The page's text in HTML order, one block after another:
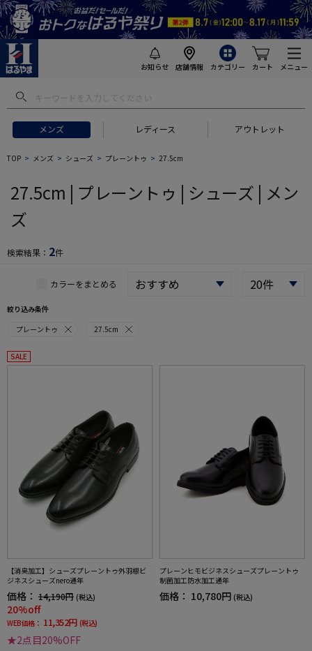
お知らせ 店舗情報 カテゴリー カート メニュー
メンズ レディース アウトレット
フトにおすすめ #セットアップ スーツ
TOP メンズ シューズ プレーントゥ 27.5cm
27.5cm | プレーントゥ | シューズ | メン
ズ
検索結果： 2件
カラーをまとめる
絞り込み条件
プレーントゥ
27.5cm
SALE
【消臭加工】シューズプレーントゥ外羽根ビ
ジネスシューズnero通年
価格： 14,190円 (税込)
20%off
WEB価格： 11,352円 (税込)
★2点目20%OFF
プレーンヒモビジネスシューズプレーントゥ
制菌加工防水加工通年
価格： 10,780円 (税込)